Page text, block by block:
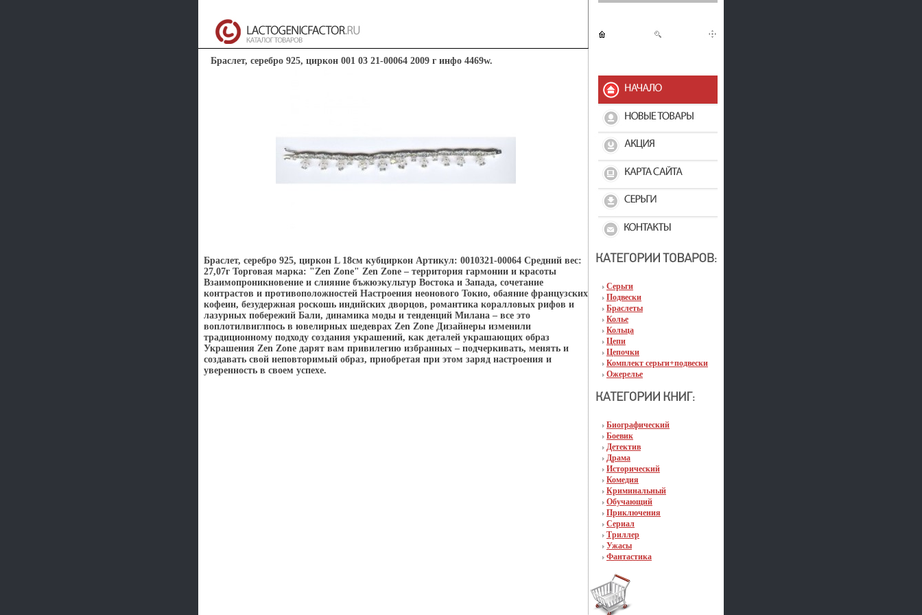
Серьги
Подвески
Браслеты
Колье
Кольца
Цепи
Цепочки
Комплект серьги+подвески
Ожерелье
Биографический
Боевик
Детектив
Драма
Исторический
Комедия
Криминальный
Обучающий
Приключения
Сериал
Триллер
Ужасы
Фантастика
Браслет, серебро 925, циркон 001 03 21-00064 2009 г инфо 4469w.
Браслет, серебро 925, циркон L 18см кубциркон Артикул: 0010321-00064 Средний вес:
27,07г Торговая марка: "Zen Zone" Zen Zone – территория гармонии и красоты
Взаимопроникновение и слияние бъжюэкультур Востока и Запада, сочетание
контрастов и противоположностей Настроения неонового Токио, обаяние французских
кофеин, безудержная роскошь индийских дворцов, романтика коралловых рифов и
лазурных побережий Бали, динамика моды и тенденций Милана – все это
воплотилвиглпось в ювелирных шедеврах Zen Zone Дизайнеры изменили
традиционному подходу создания украшений, как деталей украшающих образ
Украшения Zen Zone дарят вам привилегию избранных – подчеркивать, менять и
создавать свой неповторимый образ, приобретая при этом заряд настроения и
уверенность в своем успехе.